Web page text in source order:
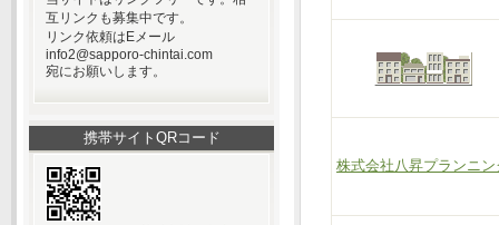
株式会社八昇プランニン
互リンクも募集中です。
リンク依頼はEメール
info2@sapporo-chintai.com
宛にお願いします。
携帯サイトQRコード